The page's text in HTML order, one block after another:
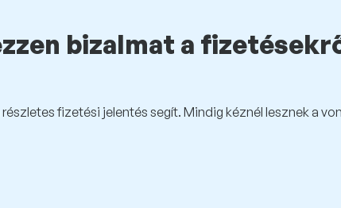
bizalmat a
fizetési jelentés segít. Mindig kéznél lesznek a